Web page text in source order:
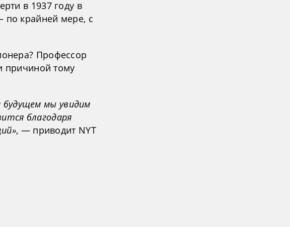
в 1937 году в
по крайней мере, с
Профессор
причиной тому
мы увидим
благодаря
, — приводит NYT